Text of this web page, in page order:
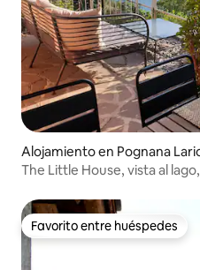
Alojamiento en Pognana
The Little House, vista al
Favorito entre huéspedes
Favorito entre huéspedes